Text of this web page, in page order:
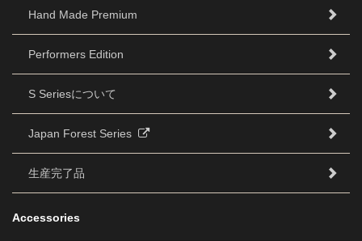
Hand Made Premium
Performers Edition
S Seriesについて
Japan Forest Series
生産完了品
Accessories